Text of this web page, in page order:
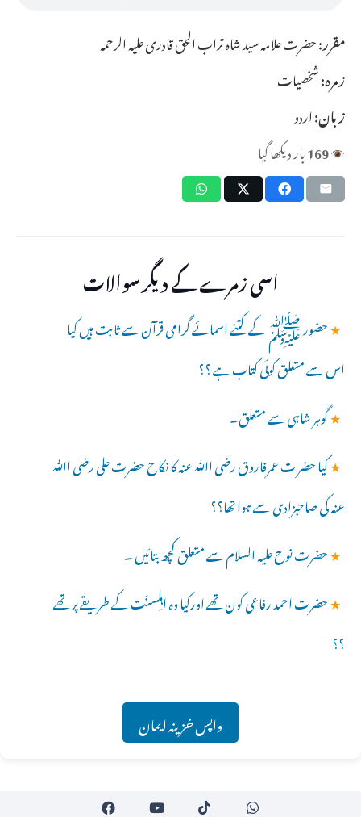
مقرر:حضرت علامہ سید شاہ تراب الحق قادری علیہ الرحمہ
زمرہ:شخصیات
زبان:اردو
169بار دیکھا گیا
اسی زمرے کے دیگر سوالات
★حضور ﷺ کے کتنے اسمائے گرامی قرآن سے ثابت ہیں کیا
اس سے متعلق کوئی کتاب ہے ؟؟
★گوہر شاہی سے متعلق۔
★کیا حضر ت عمرفاروق رضی اﷲ عنہ کا نکاح حضرت علی رضی اﷲ
عنہ کی صاحبزادی سے ہوا تھا؟؟
★حضرت نوح علیہ السلام سے متعلق کچھ بتائیں ۔
★حضرت احمد رفاعی کون تھے اورکیا وہ اہلِسنّت کے طریقے پر تھے
؟؟
واپس خزینہ ایمان